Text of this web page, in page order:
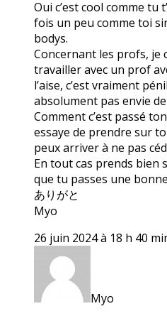
Oui c’est cool comme tu
fois un peu comme toi
bodys.
Concernant les profs, je
travailler avec un prof
l’aise, c’est vraiment
absolument pas envie
Comment c’est passé
essaye de prendre sur
peux arriver à ne pas
En tout cas prends bien
que tu passes une
ありがと
Myo
26 juin 2024 à 18 h 40
Myo